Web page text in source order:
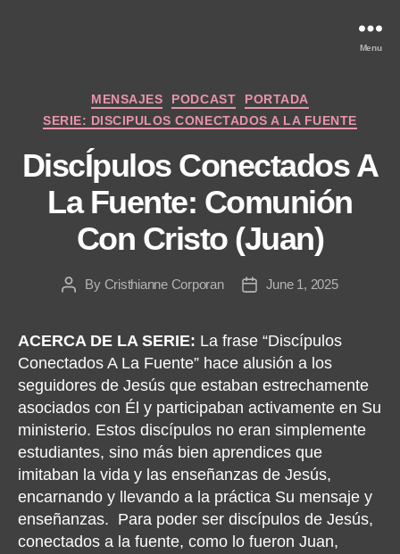
Menu
Categories
MENSAJES PODCAST
PORTADA
SERIE: DISCIPULOS CONECTADOS A LA FUENTE
DiscÍpulos Conectados A
La Fuente: Comunión
Con Cristo (Juan)
PostBy Cristhianne Corporan
PostJune 1, 2025
ACERCA DE LA SERIE: La frase “Discípulos
Conectados A La Fuente” hace alusión a los
seguidores de Jesús que estaban estrechamente
asociados con Él y participaban activamente en Su
ministerio. Estos discípulos no eran simplemente
estudiantes, sino más bien aprendices que
imitaban la vida y las enseñanzas de Jesús,
encarnando y llevando a la práctica Su mensaje y
enseñanzas. Para poder ser discípulos de Jesús,
conectados a la fuente, como lo fueron Juan,